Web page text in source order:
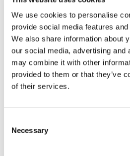
We use cookies to personalise
provide social media features
We also share information about
our social media, advertising and
may combine it with other
provided to them or that they’ve
of their services.
Selection
Necessary
liquidazione da lui
immobili e mobili registrati
26 Novembre 2020 | Articoli,
Focus | 0 Commenti
Continua a leggere